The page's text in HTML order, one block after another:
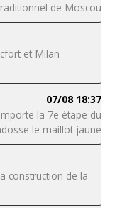
de Moscou
et Milan
07/08 18:37
la 7e étape du
le maillot jaune
construction de la